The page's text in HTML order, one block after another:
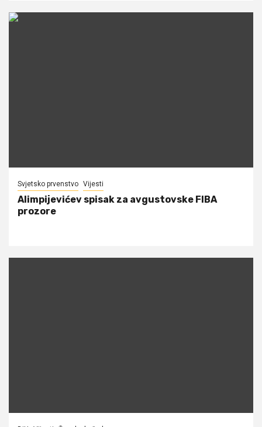
Svjetsko prvenstvo Vijesti
Alimpijevićev spisak za avgustovske FIBA
prozore